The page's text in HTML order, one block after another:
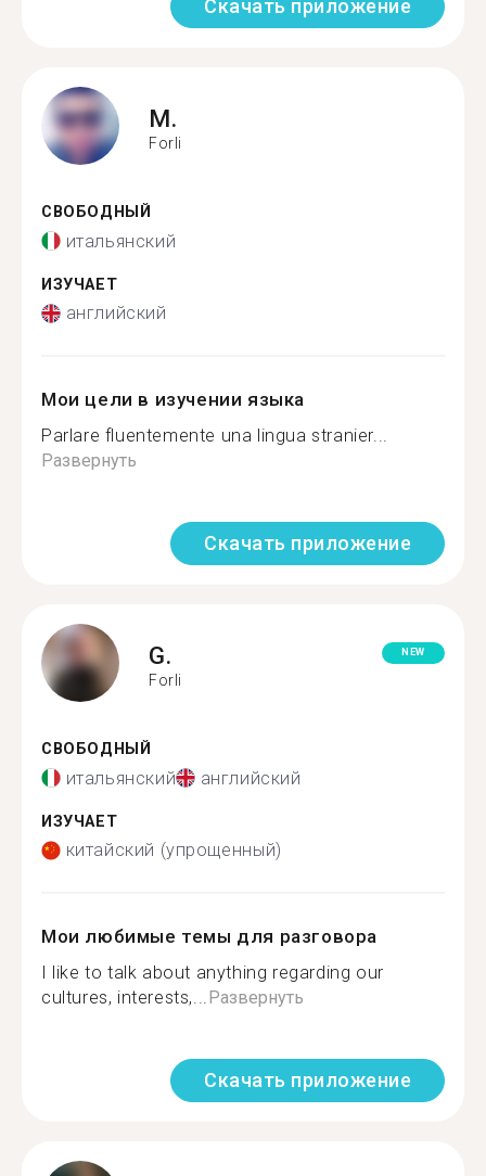
Скачать приложение
M.
Forli
СВОБОДНЫЙ
итальянский
ИЗУЧАЕТ
английский
Мои цели в изучении языка
Parlare fluentemente una lingua stranier...
Развернуть
Скачать приложение
G.
Forli
NEW
СВОБОДНЫЙ
итальянский английский
ИЗУЧАЕТ
китайский (упрощенный)
Мои любимые темы для разговора
I like to talk about anything regarding our
cultures, interests,...Развернуть
Скачать приложение